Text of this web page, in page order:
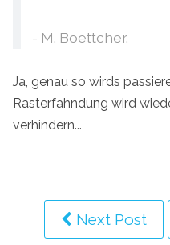
- M. Boettcher.
Ja, genau so wirds
Rasterfahndung wird
verhindern...
Next Post